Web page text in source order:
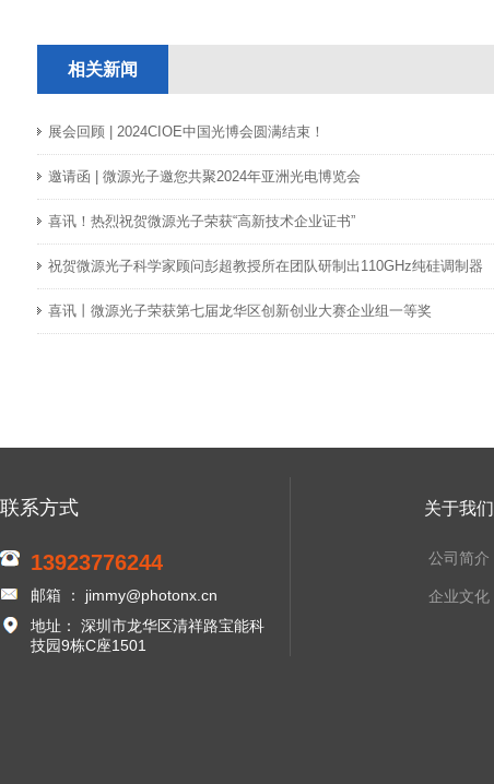
相关新闻
展会回顾 | 2024CIOE中国光博会圆满结束！
邀请函 | 微源光子邀您共聚2024年亚洲光电博览会
喜讯！热烈祝贺微源光子荣获“高新技术企业证书”
祝贺微源光子科学家顾问彭超教授所在团队研制出110GHz纯硅调制器
喜讯丨微源光子荣获第七届龙华区创新创业大赛企业组一等奖
联系方式
13923776244
邮箱 ： jimmy@photonx.cn
地址： 深圳市龙华区清祥路宝能科
技园9栋C座1501
关于我们
公司简介
企业文化